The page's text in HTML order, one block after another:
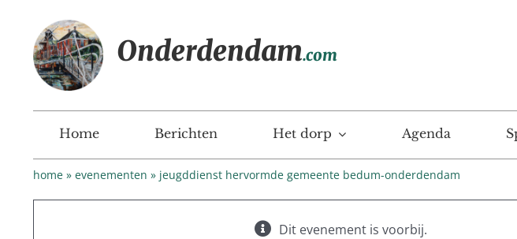
inhoud
Onderdendam.com
Home Berichten Het dorp Agenda
home» evenementen » jeugddienst hervormde gemeente bedum-onderdendam
Dit evenement is voorbij.